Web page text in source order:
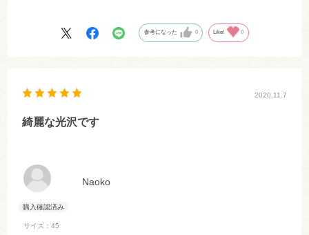
参考になった 0 Like! 0
Naoko
サイズ：45
2020.11.7
綺麗な光沢です